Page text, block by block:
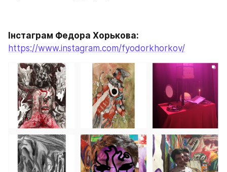
Інстаграм Федора Хорькова:
https://www.instagram.com/fyodorkhorkov/